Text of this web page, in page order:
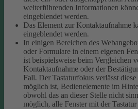
weiterführenden Informationen
eingeblendet werden.
Das Element zur Kontaktaufnahme
eingeblendet werden.
In einigen Bereichen des
oder Formulare in einem eigenen
ist beispielsweise beim Vergleichen
Kontaktaufnahme oder der
Fall. Der Tastaturfokus verlässt diese
möglich ist, Bedienelemente im
obwohl das an dieser Stelle nicht
möglich, alle Fenster mit der